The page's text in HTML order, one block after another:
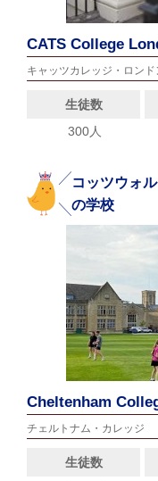
CATS College
キャッツカレッジ・ロンド
生徒数
300人
コッツウォ
の学校
Cheltenham
チェルトナム・カレッジ
生徒数